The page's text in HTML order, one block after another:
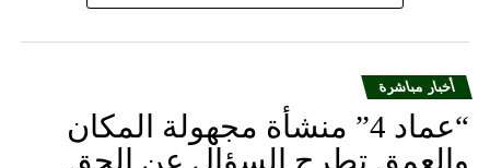
أخبار مباشرة
“عماد 4” منشأة مجهولة المكان
والعمق تطرح السؤال عن الحق